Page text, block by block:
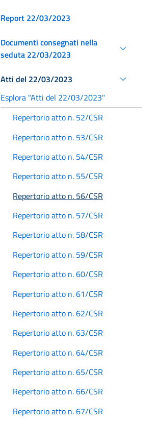
Report 22/03/2023
Documenti consegnati nella
seduta 22/03/2023
Atti del 22/03/2023
Esplora "Atti del 22/03/2023"
Repertorio atto n. 52/CSR
Repertorio atto n. 53/CSR
Repertorio atto n. 54/CSR
Repertorio atto n. 55/CSR
Repertorio atto n. 56/CSR
Repertorio atto n. 57/CSR
Repertorio atto n. 58/CSR
Repertorio atto n. 59/CSR
Repertorio atto n. 60/CSR
Repertorio atto n. 61/CSR
Repertorio atto n. 62/CSR
Repertorio atto n. 63/CSR
Repertorio atto n. 64/CSR
Repertorio atto n. 65/CSR
Repertorio atto n. 66/CSR
Repertorio atto n. 67/CSR